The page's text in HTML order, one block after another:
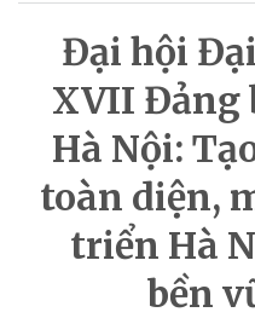
Đại hội
XVII Đảng
Hà Nội:
toàn diện,
triển Hà
bền